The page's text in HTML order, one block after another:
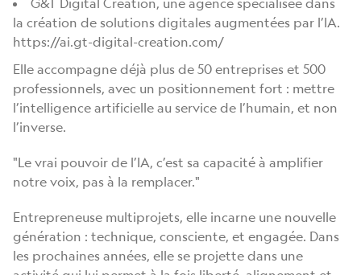
G&T Digital Creation, une agence spécialisée dans
la création de solutions digitales augmentées par l’IA.
https://ai.gt-digital-creation.com/
Elle accompagne déjà plus de 50 entreprises et 500
professionnels, avec un positionnement fort : mettre
l’intelligence artificielle au service de l’humain, et non
l’inverse.
"Le vrai pouvoir de l’IA, c’est sa capacité à amplifier
notre voix, pas à la remplacer."
Entrepreneuse multiprojets, elle incarne une nouvelle
génération : technique, consciente, et engagée. Dans
les prochaines années, elle se projette dans une